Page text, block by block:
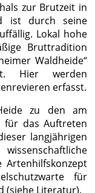
zur Brutzeit in
ist durch seine
Lokal hohe
Bruttradition
Waldheide“
Hier werden
erfasst.
zu den am
für das Auftreten
langjährigen
für
(siehe Literatur).